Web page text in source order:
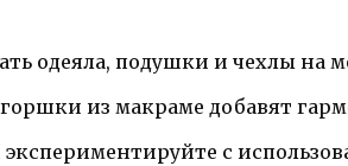
одеяла, подушки и чехлы на
из макраме добавят
с